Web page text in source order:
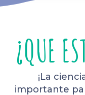
¿QUE
¡La
importante